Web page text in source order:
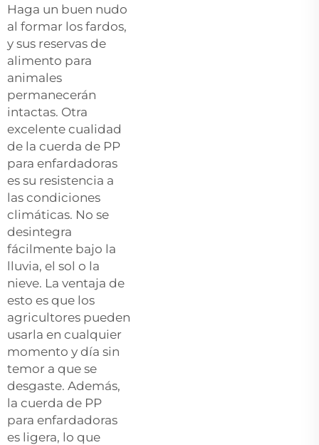
Haga un buen nudo
al formar los fardos,
y sus reservas de
alimento para
animales
permanecerán
intactas. Otra
excelente cualidad
de la cuerda de PP
para enfardadoras
es su resistencia a
las condiciones
climáticas. No se
desintegra
fácilmente bajo la
lluvia, el sol o la
nieve. La ventaja de
esto es que los
agricultores pueden
usarla en cualquier
momento y día sin
temor a que se
desgaste. Además,
la cuerda de PP
para enfardadoras
es ligera, lo que